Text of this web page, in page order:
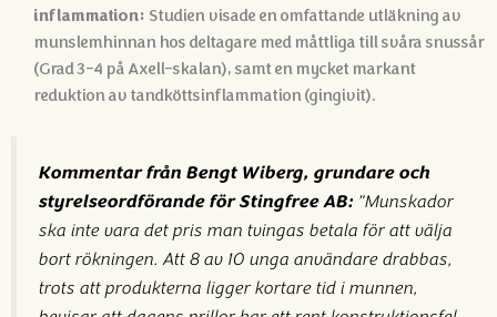
inflammation: Studien visade en omfattande utläkning av
munslemhinnan hos deltagare med måttliga till svåra snussår
(Grad 3–4 på Axell-skalan), samt en mycket markant
reduktion av tandköttsinflammation (gingivit).
Kommentar från Bengt Wiberg, grundare och
styrelseordförande för Stingfree AB: ”Munskador
ska inte vara det pris man tvingas betala för att välja
bort rökningen. Att 8 av 10 unga användare drabbas,
trots att produkterna ligger kortare tid i munnen,